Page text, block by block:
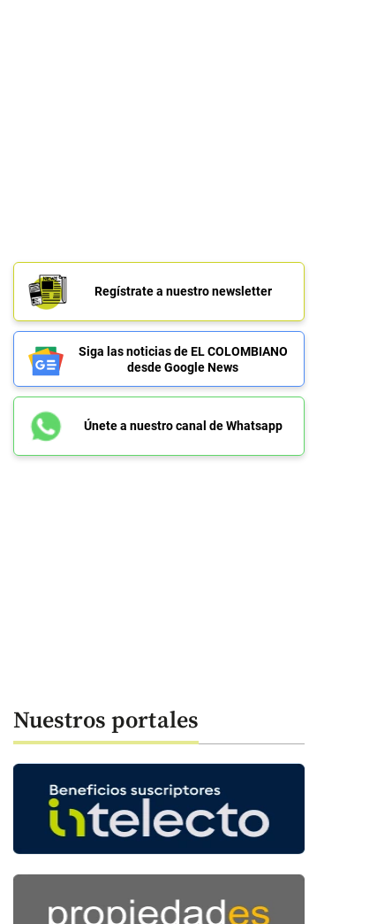
Regístrate a nuestro newsletter
Siga las noticias de EL COLOMBIANO
desde Google News
Únete a nuestro canal de Whatsapp
Nuestros portales